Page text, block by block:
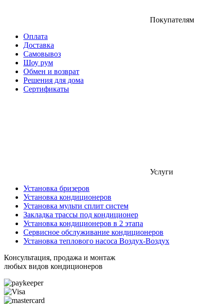
Покупателям
Оплата
Доставка
Самовывоз
Шоу рум
Обмен и возврат
Решения для дома
Сертификаты
Услуги
Установка бризеров
Установка кондиционеров
Установка мульти сплит систем
Закладка трассы под кондиционер
Установка кондиционеров в 2 этапа
Сервисное обслуживание кондиционеров
Установка теплового насоса Воздух-Воздух
Консультация, продажа и монтаж
любых видов кондиционеров